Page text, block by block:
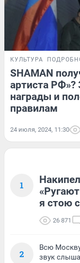
КУЛЬТУРА
SHAMAN
артиста РФ»?
награды и
правилам
24 июля, 2024, 11:30
1
я стою
26 871
2
Всю
звук